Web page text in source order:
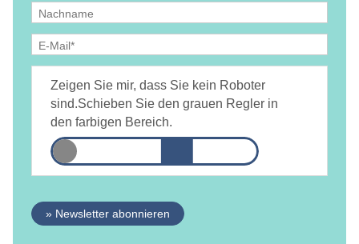
DAMiD mich per E-Mail über Themen und Veranstaltungen
informiert.
Zeigen Sie mir, dass Sie kein Roboter
sind.Schieben Sie den grauen Regler in
den farbigen Bereich.
» Newsletter abonnieren